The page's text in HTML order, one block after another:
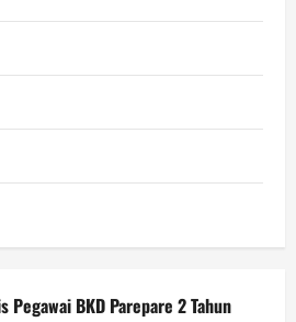
Pegawai BKD Parepare 2 Tahun